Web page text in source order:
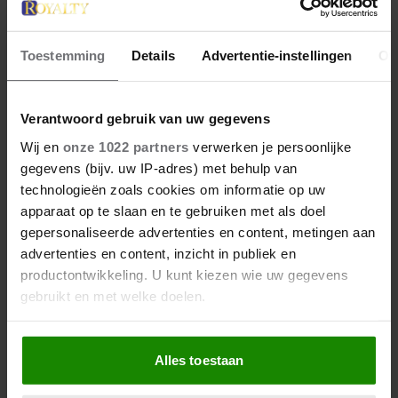
Toestemming Details Advertentie-instellingen
Verantwoord gebruik van uw gegevens
Wij en onze 1022 partners verwerken je persoonlijke
gegevens (bijv. uw IP-adres) met behulp van
technologieën zoals cookies om informatie op uw
apparaat op te slaan en te gebruiken met als doel
gepersonaliseerde advertenties en content, metingen aan
advertenties en content, inzicht in publiek en
productontwikkeling. U kunt kiezen wie uw gegevens
gebruikt en met welke doelen.
Als u het toestaat, willen we ook graag:
Informatie verzamelen over uw geografische
locatie, die tot een paar meter nauwkeurig kan zijn
Alles toestaan
28 april 2026
MODEMERKEN VAN PRINSES
CATHERINE
23 april 2026